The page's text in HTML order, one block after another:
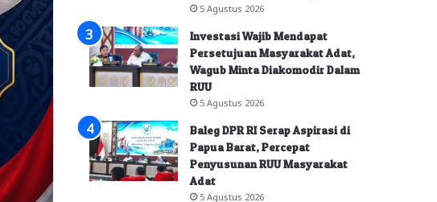
5 Agustus 2026
Investasi Wajib Mendapat
Persetujuan Masyarakat Adat,
Wagub Minta Diakomodir Dalam
RUU
5 Agustus 2026
Baleg DPR RI Serap Aspirasi di
Papua Barat, Percepat
Penyusunan RUU Masyarakat
Adat
5 Agustus 2026